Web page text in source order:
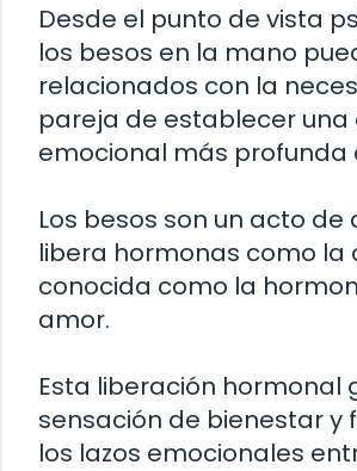
Desde el punto de vista
los besos en la mano
relacionados con la
pareja de establecer una
emocional más profunda
Los besos son un acto de
libera hormonas como la
conocida como la
amor.
Esta liberación hormonal
sensación de bienestar y
los lazos emocionales